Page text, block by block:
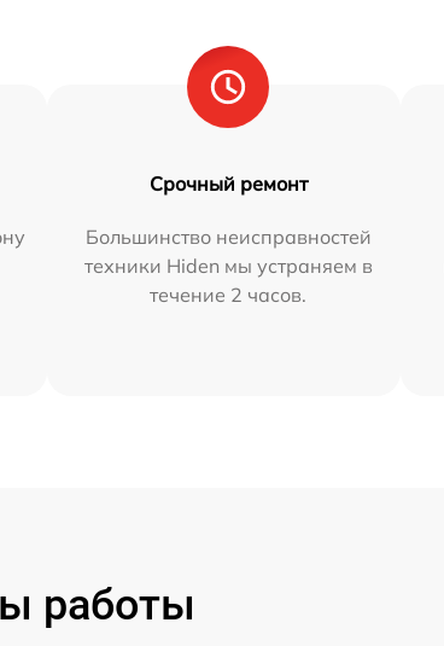
Срочный ремонт
Большинство неисправностей
техники Hiden мы устраняем в
течение 2 часов.
работы